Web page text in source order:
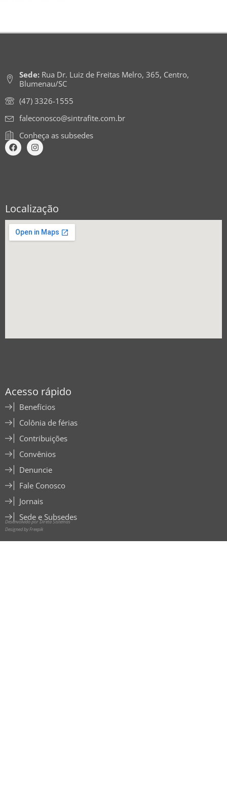
Sede:Rua Dr. Luiz de Freitas Melro, 365, Centro,
Blumenau/SC
(47) 3326-1555
faleconosco@sintrafite.com.br
Conheça as subsedes
Localização
Acesso rápido
Benefícios
Colônia de férias
Contribuições
Convênios
Denuncie
Fale Conosco
Jornais
Sede e Subsedes
Desenvolvido por Direta Sistemas
Designed by Freepik